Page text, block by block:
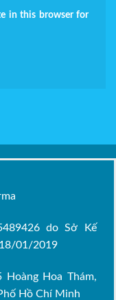
in this browser for
do Sở Kế
01/2019
Hoa Thám,
Hồ Chí Minh